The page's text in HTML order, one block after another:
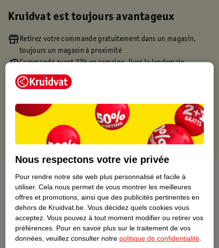
Kruidvat est toujours avantageux
Retirez votre commande gratuitement dans un magasin,
toujours un magasin à proximité
Commandé avant 22h en semaine, livré le lendemain
Livraison à domicile gratuite à partir de 50 euros ou
livraison gratuite sur divers produits promotionnels
Points gratuits avec ta carte Kruidvat
À propos de ce produit
Informations relatives au produit
Informations figurant sur l'étiquette
Nous respectons votre vie privée
Pour rendre notre site web plus personnalisé et facile à
utiliser. Cela nous permet de vous montrer les meilleures
offres et promotions, ainsi que des publicités pertinentes en
dehors de Kruidvat.be. Vous décidez quels cookies vous
acceptez. Vous pouvez à tout moment modifier ou retirer vos
préférences. Pour en savoir plus sur le traitement de vos
données, veuillez consulter notre politique de confidentialité.